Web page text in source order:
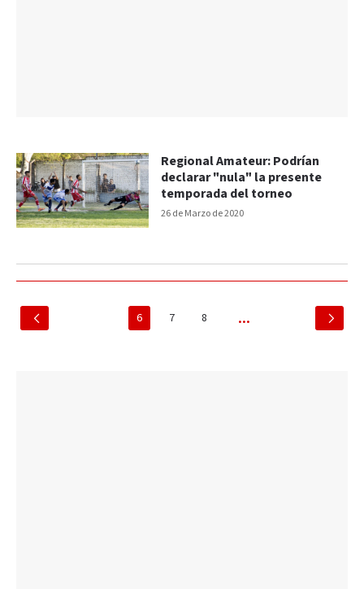
26 de Marzo de 2020
Regional Amateur: Podrían
declarar "nula" la presente
temporada del torneo
6 7 8